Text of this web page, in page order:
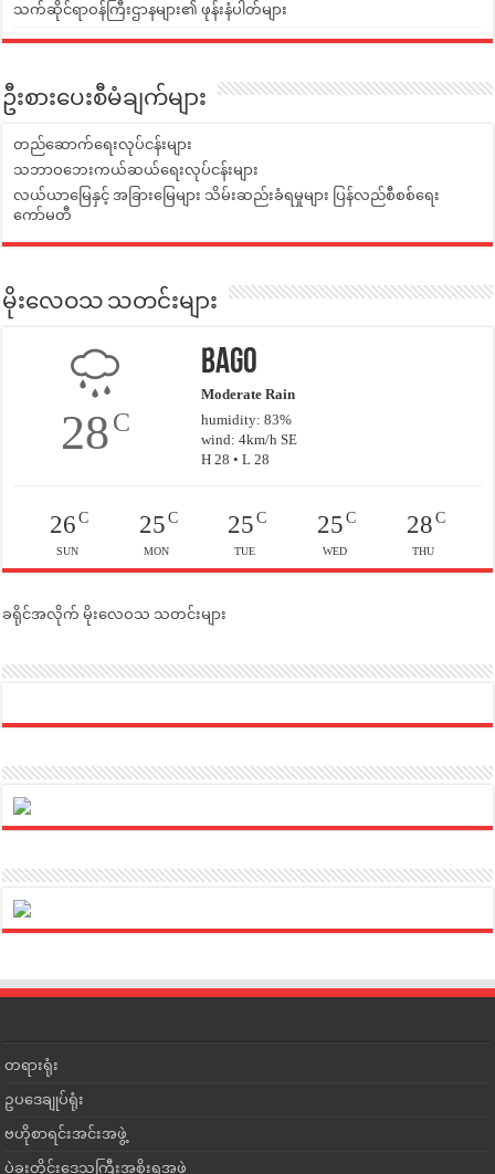
သက်ဆိုင်ရာဝန်ကြီးဌာနများ၏ ဖုန်းနံပါတ်များ
ဦးစားပေးစီမံချက်များ
တည်ဆောက်ရေးလုပ်ငန်းများ
သဘာဝဘေးကယ်ဆယ်ရေးလုပ်ငန်းများ
လယ်ယာမြေနှင့် အခြားမြေများ သိမ်းဆည်းခံရမှုများ ပြန်လည်စီစစ်ရေး
ကော်မတီ
မိုးလေဝသ သတင်းများ
28C
Bago
Moderate Rain
humidity: 83%
wind: 4km/h SE
H 28 • L 28
26C
SUN
25C
MON
25 C
TUE
25C
WED
28C
THU
ခရိုင်အလိုက် မိုးလေဝသ သတင်းများ
တရားရုံး
ဥပဒေချုပ်ရုံး
ဗဟိုစာရင်းအင်းအဖွဲ့
ပဲခူးတိုင်းဒေသကြီးအစိုးရအဖွဲ့